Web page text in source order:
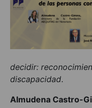
decidir:
discapacidad.
Almudena Castro-